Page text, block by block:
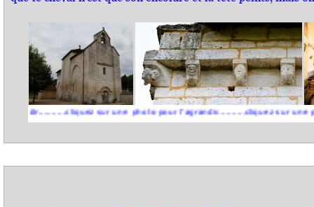
sur une photo pour l'agrandir..........cliquez sur une photo